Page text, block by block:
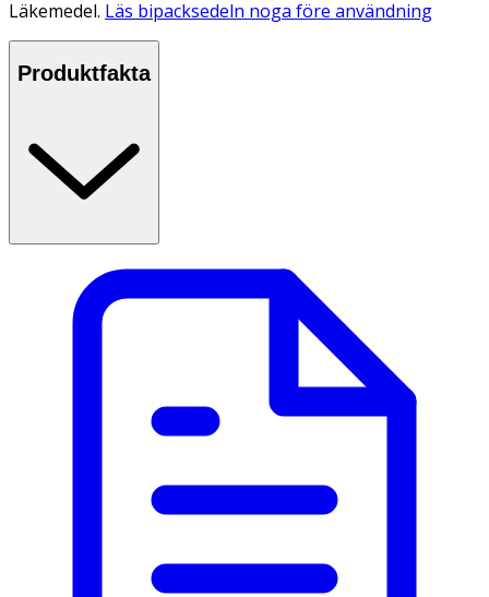
Läkemedel. Läs bipacksedeln noga före användning
Produktfakta